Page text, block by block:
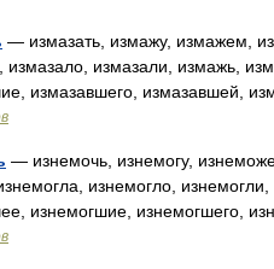
— измазать, измажу, измажем,
измазало, измазали, измажь,
измазавшего, измазавшей,
— изнемочь, изнемогу,
изнемогло,
изнемогшие, изнемогшего,